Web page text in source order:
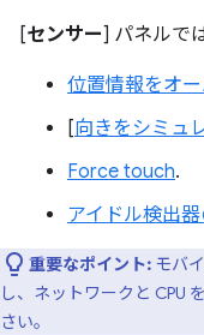
[センサー] パネルで
位置情報をオ
[向きをシミュ
Force touch.
アイドル検出
重要なポイント: モバ
し、ネットワークと CPU
さい。